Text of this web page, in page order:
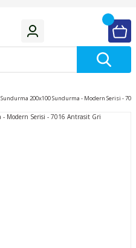
Sundurma 200x100 Sundurma - Modern Serisi -